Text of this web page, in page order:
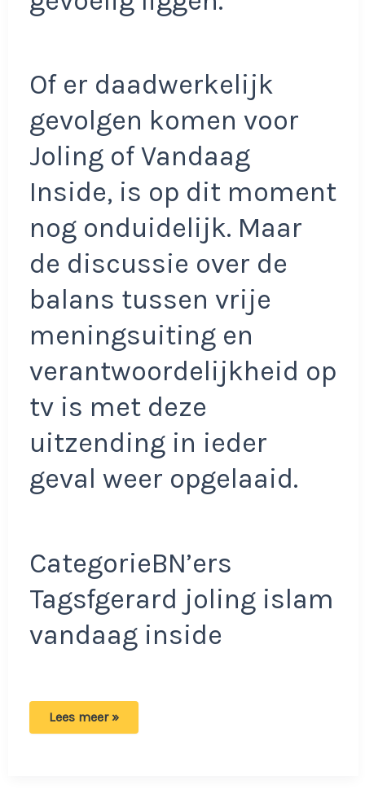
Of er daadwerkelijk
gevolgen komen voor
Joling of Vandaag
Inside, is op dit moment
nog onduidelijk. Maar
de discussie over de
balans tussen vrije
meningsuiting en
verantwoordelijkheid op
tv is met deze
uitzending in ieder
geval weer opgelaaid.
CategorieBN’ers
Tagsfgerard joling islam
vandaag inside
Gerard
Lees meer »